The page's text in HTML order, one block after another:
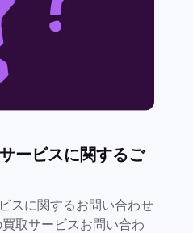
ービスに関するご
スに関するお問い合わせ
取サービスお問い合わ